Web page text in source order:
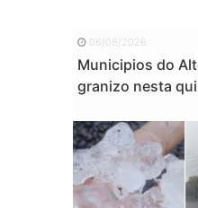
06/08/2026
Municipios do
granizo nesta